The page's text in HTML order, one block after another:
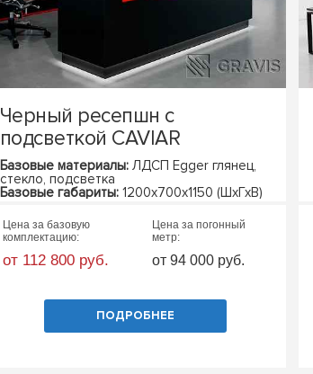
Черный ресепшн с
подсветкой CAVIAR
Базовые материалы: ЛДСП Egger глянец,
стекло, подсветка
Базовые габариты: 1200х700х1150 (ШхГхВ)
Цена за базовую
комплектацию:
от 112 800 руб.
Цена за погонный
метр:
от 94 000 руб.
ПОДРОБНЕЕ